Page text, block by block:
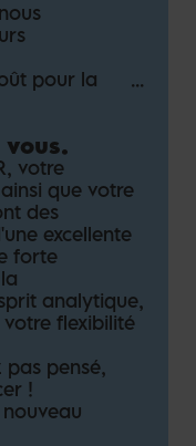
pour la
culture du
vos
esprit
conviviale et
marque, en
de nos
de les
» au sein
un aperçu
que
mettez le
vous.
votre
que votre
des
excellente
forte
analytique,
flexibilité
pensé,
!